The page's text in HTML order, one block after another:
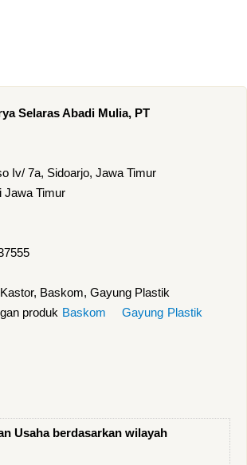
Selaras Abadi Mulia, PT
Iv/ 7a, Sidoarjo, Jawa Timur
Jawa Timur
Kastor, Baskom, Gayung Plastik
produk Baskom
Gayung Plastik
Usaha berdasarkan wilayah